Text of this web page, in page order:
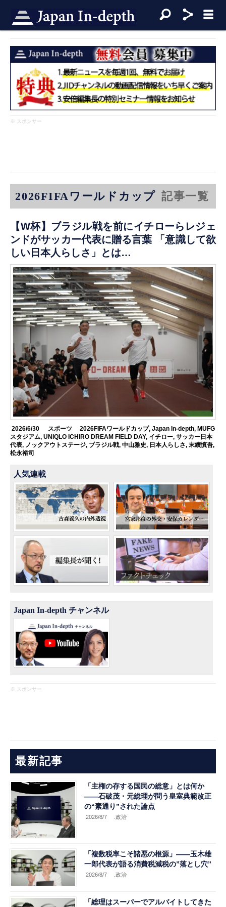
※ スポンサー
2026FIFAワールドカップ 記事一覧
【W杯】ブラジル戦を前にイチローらレジェ
ンドがサッカー代表に贈る言葉 「意識して欲
しい日本人らしさ」とは…
2026/6/30 スポーツ 2026FIFAワールドカップ, Japan In-depth, MUFG
スタジアム,UNIQLO ICHIRO DREAM FIELD DAY, イチロー,サッカー日本
代表, ノックアウトステージ, ブラジル戦,中山雅史, 日本人らしさ,末續慎吾,
松永裕司
人気連載
Japan In-depth チャンネル
※ スポンサー
最新記事
「主権の存する国民の総意」とは何か
――石破茂・元総理が問う皇室典範改正
の“素通り”された論点
2026/8/7 .政治
「複数税率こそ諸悪の根源」――玉木雄
一郎代表が語る消費税減税の”落とし穴”
2026/8/7 .政治
「総理はスーパーでアルバイトしてきた